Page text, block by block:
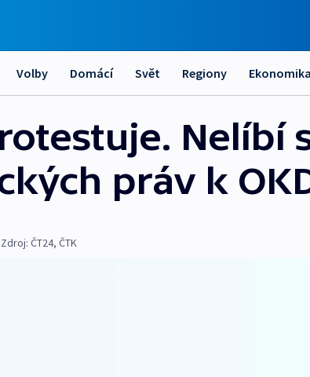
Volby Domácí Svět Regiony Ekonomika
Nelíbí
práv k
Zdroj: ČT24, ČTK